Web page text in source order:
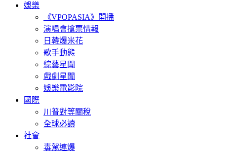
娛樂
《VPOPASIA》開播
演唱會搶票情報
日韓爆米花
歌手動態
綜藝星聞
戲劇星聞
娛樂電影院
國際
川普對等關稅
全球必讀
社會
毒駕連爆